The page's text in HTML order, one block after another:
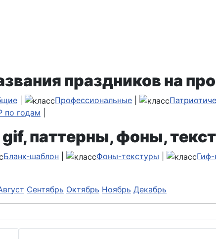
праздников на
Профессиональные
по годам
паттерны, фоны,
Бланк-шаблон Фоны-текстуры Гиф-
Сентябрь Октябрь Ноябрь Декабрь